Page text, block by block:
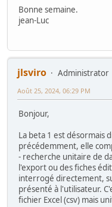
Bonne semaine.
jean-Luc
jlsviro
Administrator
Août 25, 2024, 06:29 PM
Bonjour,
La beta 1 est désormais
précédemment, elle
- recherche unitaire de
l'export ou des fiches
interrogé directement,
présenté à l'utilisateur.
fichier Excel (csv) mais